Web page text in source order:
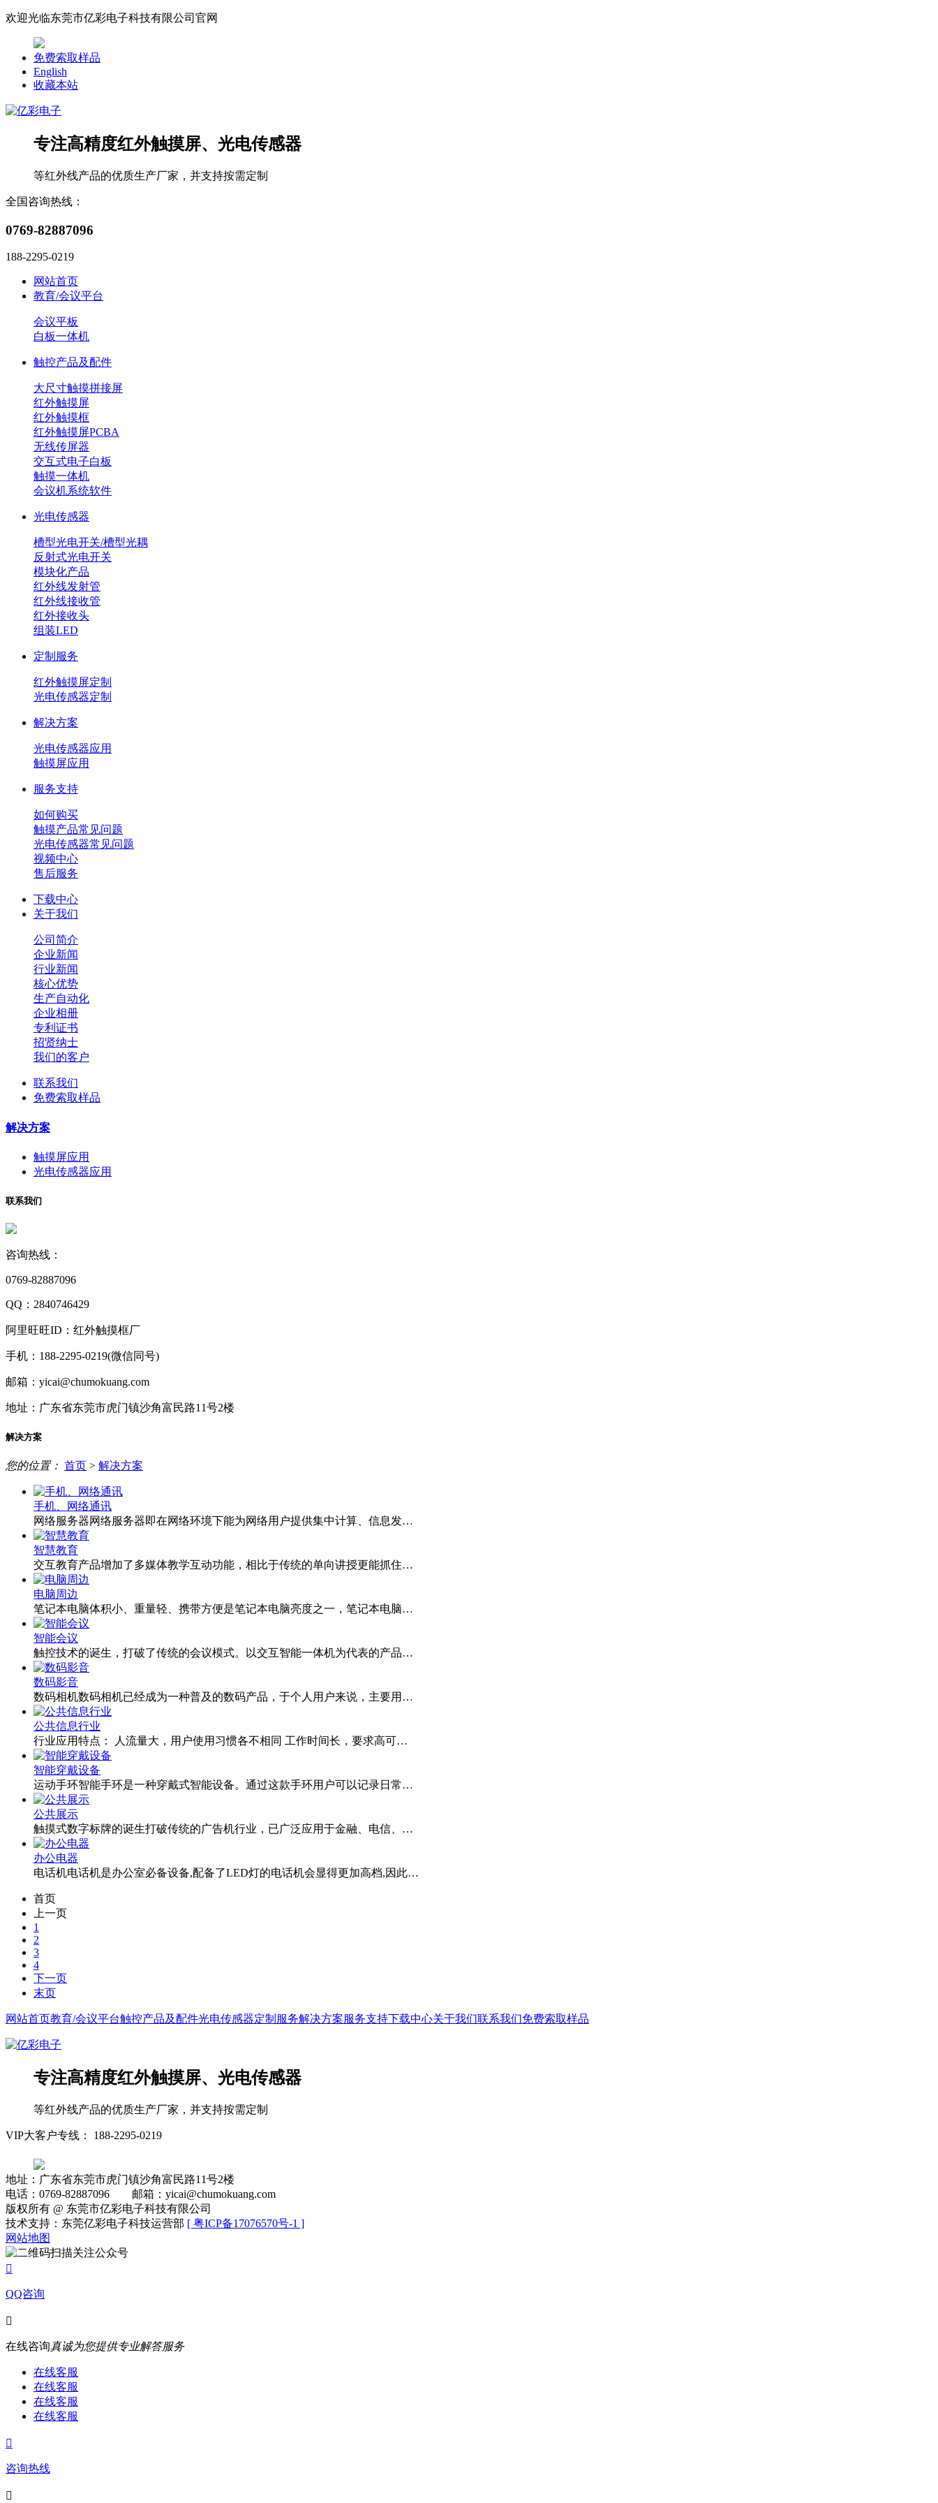
欢迎光临东莞市亿彩电子科技有限公司官网
免费索取样品
English
收藏本站
专注高精度红外触摸屏、光电传感器
等红外线产品的优质生产厂家，并支持按需定制
全国咨询热线：
0769-82887096
188-2295-0219
网站首页
教育/会议平台
会议平板
白板一体机
触控产品及配件
大尺寸触摸拼接屏
红外触摸屏
红外触摸框
红外触摸屏PCBA
无线传屏器
交互式电子白板
触摸一体机
会议机系统软件
光电传感器
槽型光电开关/槽型光耦
反射式光电开关
模块化产品
红外线发射管
红外线接收管
红外接收头
组装LED
定制服务
红外触摸屏定制
光电传感器定制
解决方案
光电传感器应用
触摸屏应用
服务支持
如何购买
触摸产品常见问题
光电传感器常见问题
视频中心
售后服务
下载中心
关于我们
公司简介
企业新闻
行业新闻
核心优势
生产自动化
企业相册
专利证书
招贤纳士
我们的客户
联系我们
免费索取样品
解决方案
触摸屏应用
光电传感器应用
联系我们
咨询热线：
0769-82887096
QQ：2840746429
阿里旺旺ID：红外触摸框厂
手机：188-2295-0219(微信同号)
邮箱：yicai@chumokuang.com
地址：广东省东莞市虎门镇沙角富民路11号2楼
解决方案
您的位置： 首页 > 解决方案
手机、网络通讯
网络服务器网络服务器即在网络环境下能为网络用户提供集中计算、信息发…
智慧教育
交互教育产品增加了多媒体教学互动功能，相比于传统的单向讲授更能抓住…
电脑周边
笔记本电脑体积小、重量轻、携带方便是笔记本电脑亮度之一，笔记本电脑…
智能会议
触控技术的诞生，打破了传统的会议模式。以交互智能一体机为代表的产品…
数码影音
数码相机数码相机已经成为一种普及的数码产品，于个人用户来说，主要用…
公共信息行业
行业应用特点： 人流量大，用户使用习惯各不相同 工作时间长，要求高可…
智能穿戴设备
运动手环智能手环是一种穿戴式智能设备。通过这款手环用户可以记录日常…
公共展示
触摸式数字标牌的诞生打破传统的广告机行业，已广泛应用于金融、电信、…
办公电器
电话机电话机是办公室必备设备,配备了LED灯的电话机会显得更加高档,因此…
首页
上一页
1
2
3
4
下一页
末页
网站首页教育/会议平台触控产品及配件光电传感器定制服务解决方案服务支持 下载中心关于我们联系我们免费索取样品
专注高精度红外触摸屏、光电传感器
等红外线产品的优质生产厂家，并支持按需定制
VIP大客户专线： 188-2295-0219
地址：广东省东莞市虎门镇沙角富民路11号2楼
电话：0769-82887096 邮箱：yicai@chumokuang.com
版权所有 @ 东莞市亿彩电子科技有限公司
技术支持：东莞亿彩电子科技运营部 [ 粤ICP备17076570号-1 ]
网站地图
扫描关注公众号

QQ咨询

在线咨询真诚为您提供专业解答服务
在线客服
在线客服
在线客服
在线客服

咨询热线
